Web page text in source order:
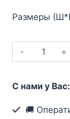
Размеры
товара
щитка
С нами у Вас:
🚚